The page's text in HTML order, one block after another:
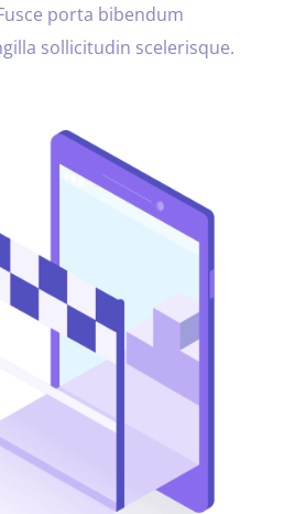
porta bibendum
sollicitudin scelerisque.